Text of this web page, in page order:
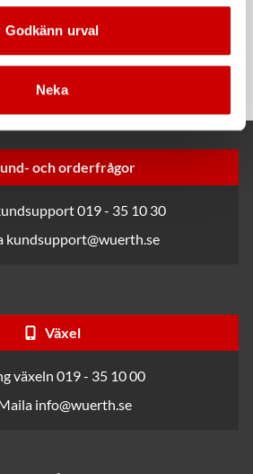
Godkänn urval
Neka
Cyanoakrylatlim för limning av
metall-, plast- och gummidetaljer.
och orderfrågor
019 - 35 10 30
kundsupport@wuerth.se
Växel
växeln 019 - 35 10 00
info@wuerth.se